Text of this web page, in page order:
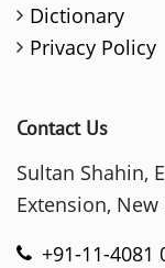
Dictionary
Privacy Policy
Contact Us
Sultan Shahin,
Extension,
+91-11-4081